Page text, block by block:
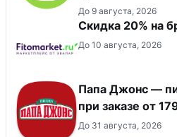
До 9 августа, 2026
Скидка 20% на
До 10 августа, 2026
Папа Джонс —
при заказе от
До 31 августа, 2026